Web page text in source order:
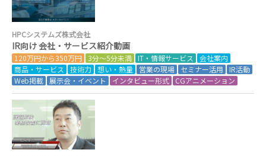
HPCシステムズ株式会社
IR向け 会社・サービス紹介動画
120万円から350万円 3分～5分未満 IT・情報サービス
会社案内
商品・サービス
技術力 想い・熱量 営業の現場 セミナー活用
IR活動
Web掲載
展示会・イベント インタビュー形式 CGアニメーション